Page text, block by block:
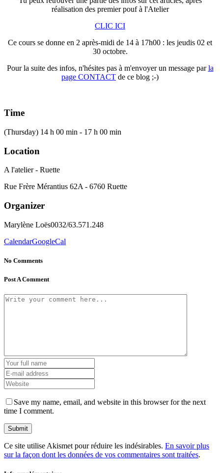
réalisation des premier pouf à l'Atelier
CLIC ICI
Ce cours se donne en 2 après-midi de 14 à 17h00 : les jeudis 02 et
30 octobre.
Pour la suite des infos, n'hésites pas à m'envoyer un message parla
page CONTACT de ce blog ;-)
Time
(Thursday) 14 h 00 min - 17 h 00 min
Location
A l'atelier - Ruette
Rue Frère Mérantius 62A - 6760 Ruette
Organizer
Marylène Loës0032/63.571.248
CalendarGoogleCal
No Comments
Post A Comment
Save my name, email, and website in this browser for the next
time I comment.
Ce site utilise Akismet pour réduire les indésirables. En savoir plus
sur la façon dont les données de vos commentaires sont traitées.